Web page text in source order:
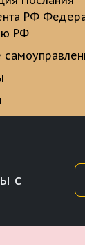
с
РФ
РФ